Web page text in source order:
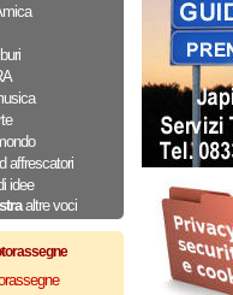
affrescatori
idee
altre voci